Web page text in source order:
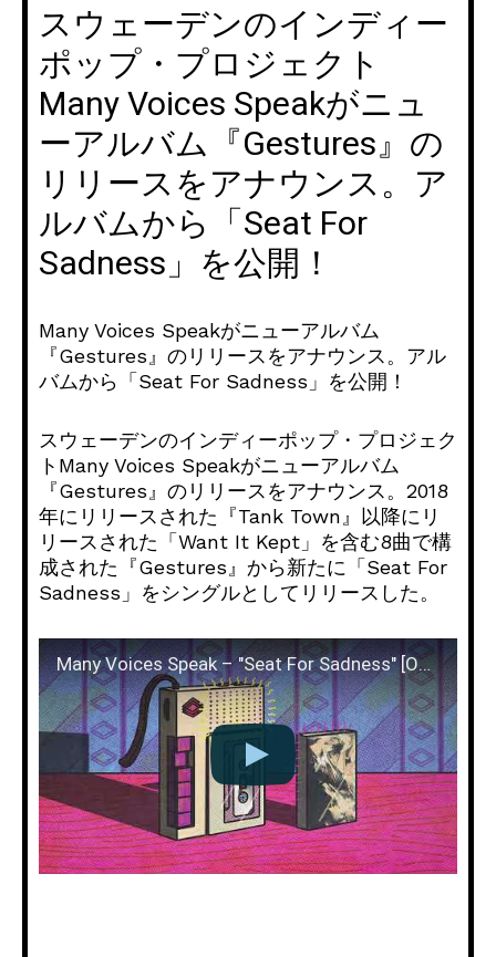
スウェーデンのインディー
ポップ・プロジェクト
Many Voices Speakがニュ
ーアルバム『Gestures』の
リリースをアナウンス。ア
ルバムから「Seat For
Sadness」を公開！
Many Voices Speakがニューアルバム
『Gestures』のリリースをアナウンス。アル
バムから「Seat For Sadness」を公開！
スウェーデンのインディーポップ・プロジェク
トMany Voices Speakがニューアルバム
『Gestures』のリリースをアナウンス。2018
年にリリースされた『Tank Town』以降にリ
リースされた「Want It Kept」を含む8曲で構
成された『Gestures』から新たに「Seat For
Sadness」をシングルとしてリリースした。
Many Voices Speak – "Seat For Sadness" [Official Cassette Audio]